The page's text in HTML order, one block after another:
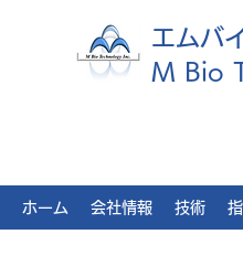
エムバ
M Bio
ホーム 会社情報 技術